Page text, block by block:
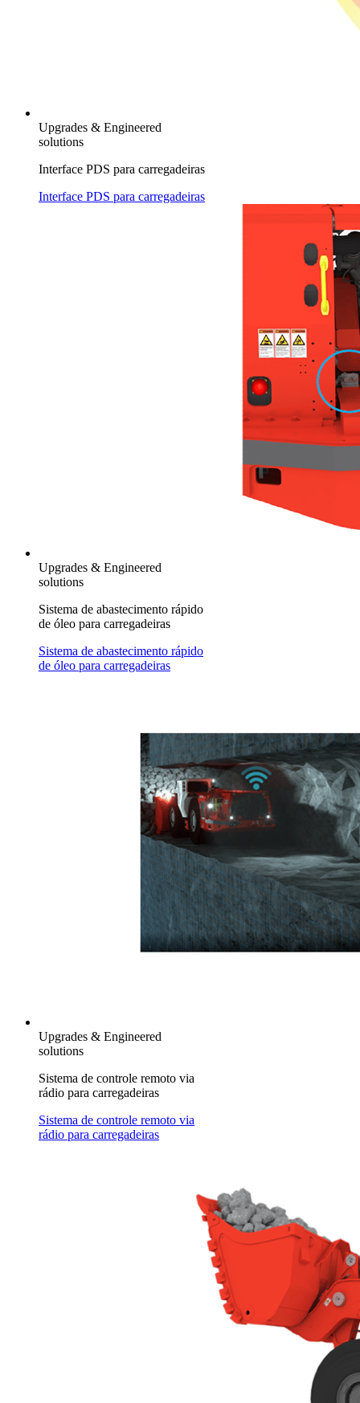
Upgrades & Engineered
solutions
Interface PDS para carregadeiras
Interface PDS para carregadeiras
Upgrades & Engineered
solutions
Sistema de abastecimento rápido
de óleo para carregadeiras
Sistema de abastecimento rápido
de óleo para carregadeiras
Upgrades & Engineered
solutions
Sistema de controle remoto via
rádio para carregadeiras
Sistema de controle remoto via
rádio para carregadeiras